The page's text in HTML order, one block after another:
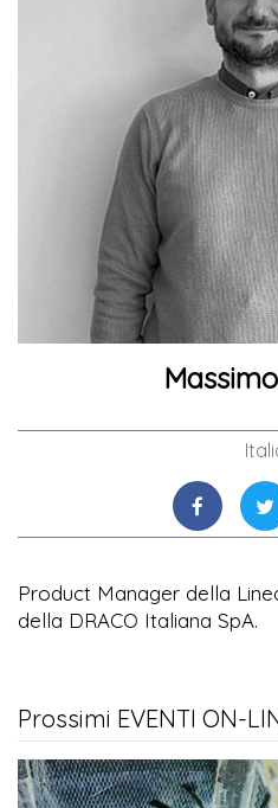
Product Manager della
della DRACO Italiana SpA.
Prossimi EVENTI ON-